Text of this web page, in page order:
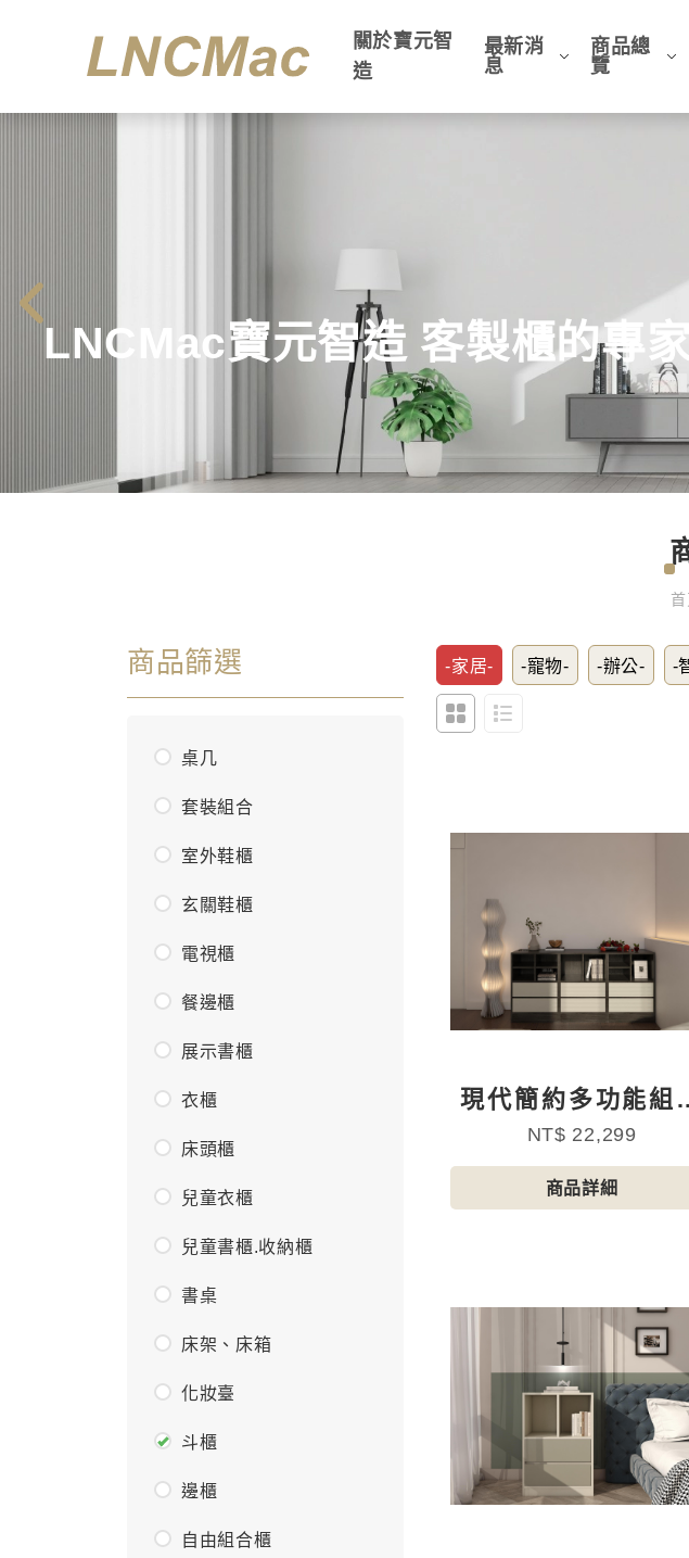
關於寶元智
造
最新消
息
商品總
覽
LNCMac寶元智造 客製櫃的專
商品篩選
桌几
套裝組合
室外鞋櫃
玄關鞋櫃
電視櫃
餐邊櫃
展示書櫃
衣櫃
床頭櫃
兒童衣櫃
兒童書櫃.收納櫃
書桌
床架、床箱
化妝臺
斗櫃
邊櫃
自由組合櫃
-家居- -寵物- -辦公- -
現代簡約多功能組
斗櫃
NT$ 22,299
商品詳細